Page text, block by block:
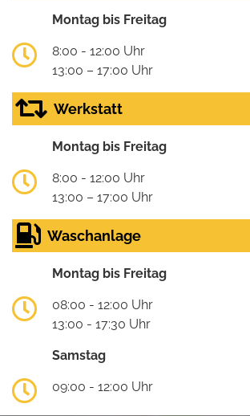
Montag bis Freitag
8:00 - 12:00 Uhr
13:00 – 17:00 Uhr
Werkstatt
Montag bis Freitag
8:00 - 12:00 Uhr
13:00 – 17:00 Uhr
Waschanlage
Montag bis Freitag
08:00 - 12:00 Uhr
13:00 - 17:30 Uhr
Samstag
09:00 - 12:00 Uhr